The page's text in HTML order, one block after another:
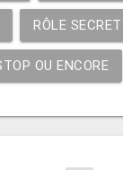
RÔLE SECRET
OU ENCORE